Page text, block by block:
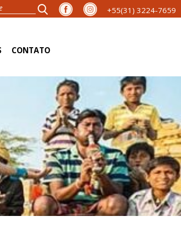
+55(31) 3224-7659
CONTATO